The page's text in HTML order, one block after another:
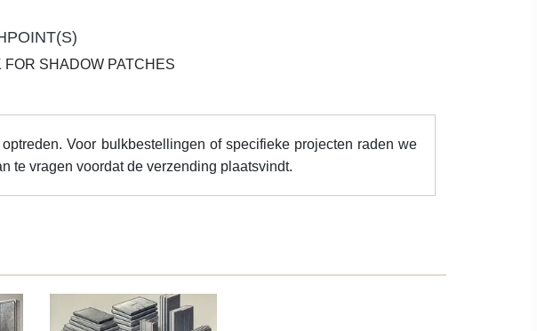
FOR SHADOW PATCHES
Voor bulkbestellingen of specifieke projecten raden we
te vragen voordat de verzending plaatsvindt.